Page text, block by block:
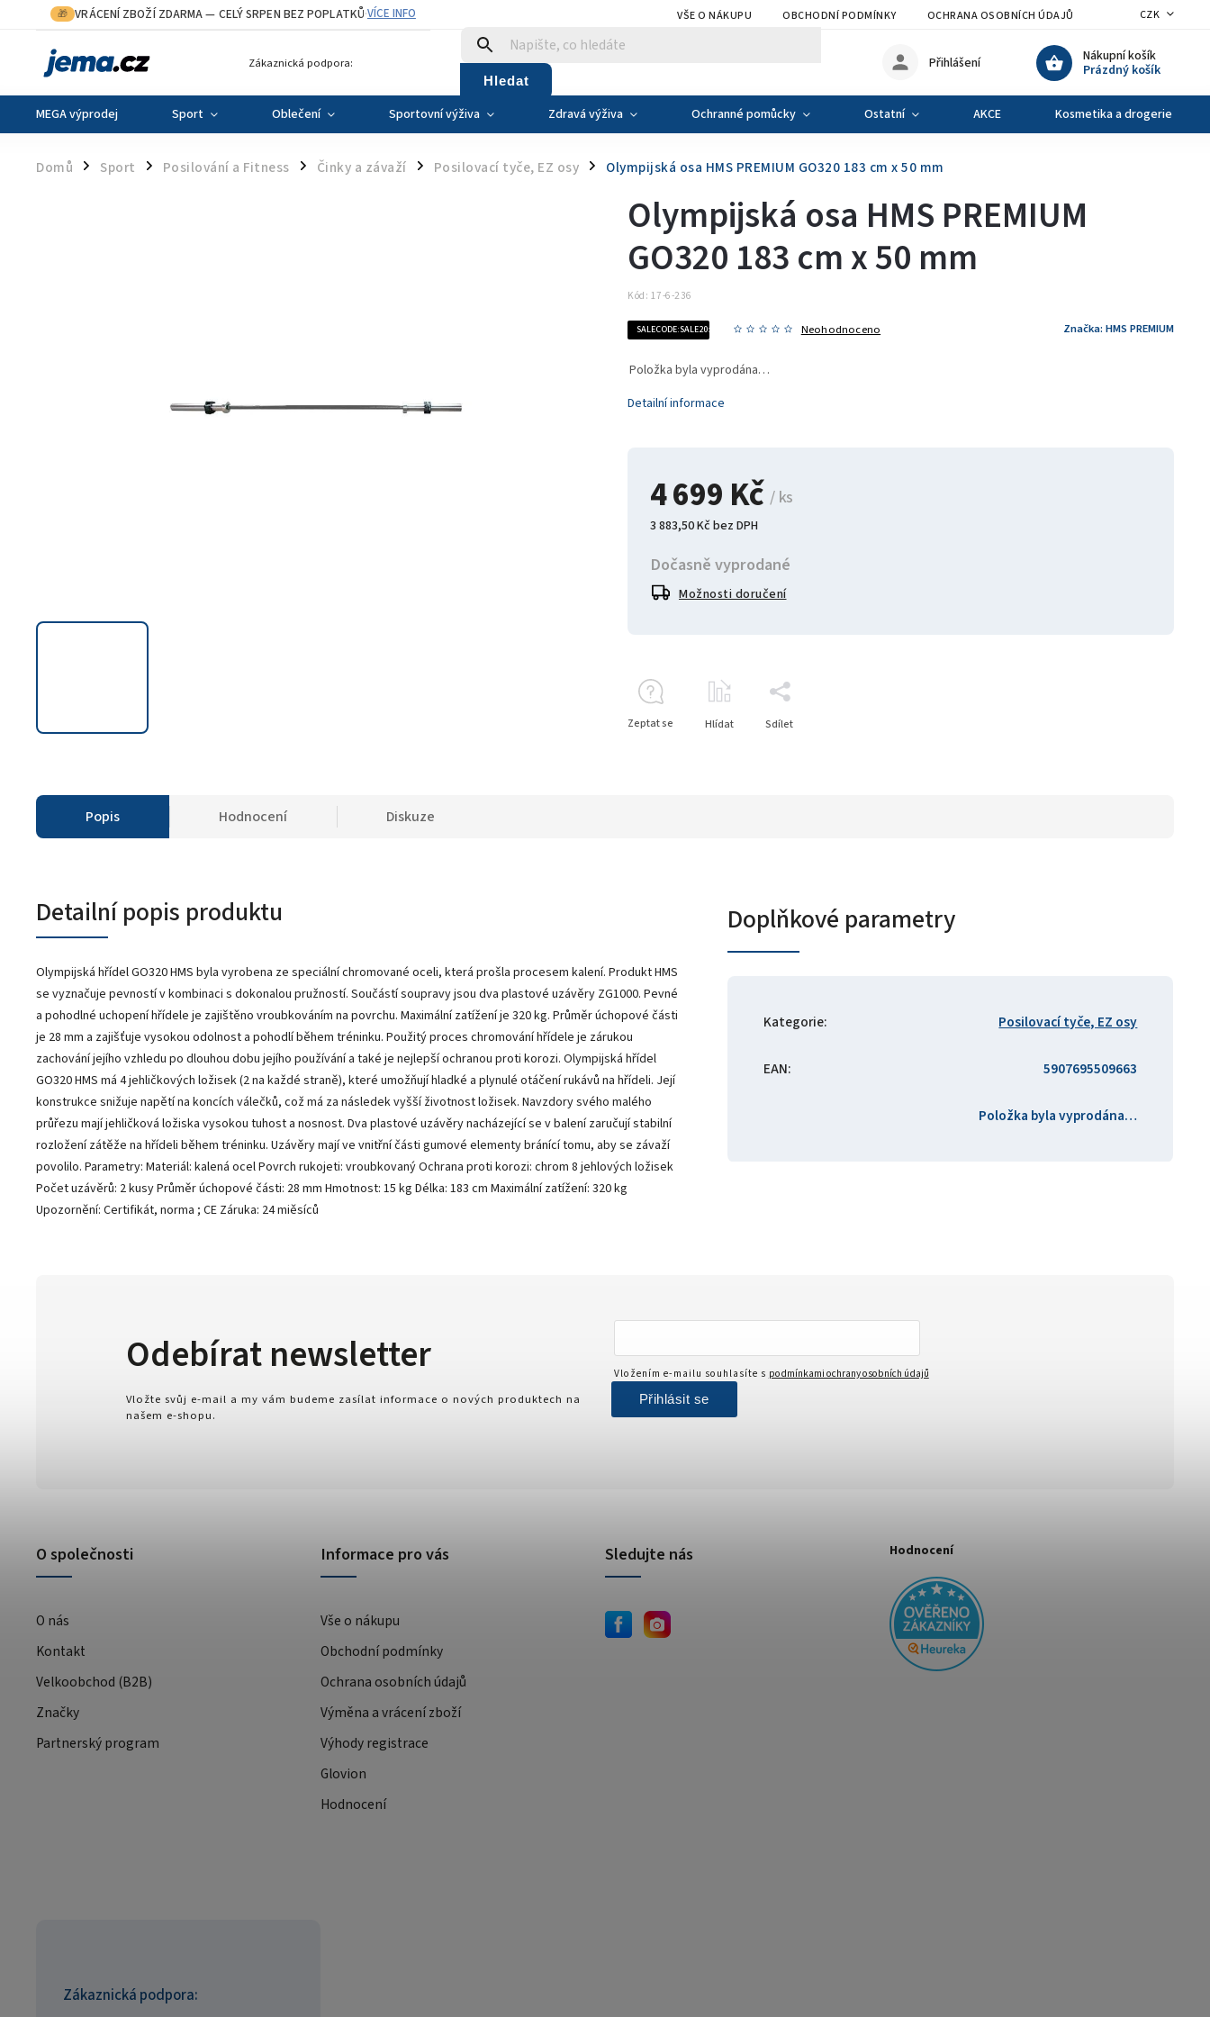
🎁 VRÁCENÍ ZBOŽÍ ZDARMA— CELÝ SRPEN BEZ POPLATKŮ·VÍCE INFO VŠE O NÁKUPU OBCHODNÍ PODMÍNKY OCHRANA OSOBNÍCH ÚDAJŮ VÝMĚNA A VRÁCENÍ
CZK
Zákaznická podpora:
Hledat
Nákupní košík
Prázdný košík
Přihlášení
MEGA výprodej Sport Oblečení Sportovní výživa Zdravá výživa Ochranné pomůcky Ostatní AKCE Kosmetika a drogerie
Domů / Sport / Posilování a Fitness / Činky a závaží / Posilovací tyče, EZ osy / Olympijská osa HMS PREMIUM GO320 183 cm x 50 mm
4 699 Kč/ ks
3 883,50 Kč bez DPH
Dočasně vyprodané
Možnosti doručení
Olympijská osa HMS PREMIUM
GO320 183 cm x 50 mm
Kód: 17-6-236
SALECODE:SALE20:20:% Neohodnoceno Značka: HMS PREMIUM
Položka byla vyprodána…
Detailní informace
Zeptat se Hlídat Sdílet
Popis Hodnocení Diskuze
Detailní popis produktu
Olympijská hřídel GO320 HMS byla vyrobena ze speciální chromované oceli, která prošla procesem kalení. Produkt HMS
se vyznačuje pevností v kombinaci s dokonalou pružností. Součástí soupravy jsou dva plastové uzávěry ZG1000. Pevné
a pohodlné uchopení hřídele je zajištěno vroubkováním na povrchu. Maximální zatížení je 320 kg. Průměr úchopové části
je 28 mm a zajišťuje vysokou odolnost a pohodlí během tréninku. Použitý proces chromování hřídele je zárukou
zachování jejího vzhledu po dlouhou dobu jejího používání a také je nejlepší ochranou proti korozi. Olympijská hřídel
GO320 HMS má 4 jehličkových ložisek (2 na každé straně), které umožňují hladké a plynulé otáčení rukávů na hřídeli. Její
konstrukce snižuje napětí na koncích válečků, což má za následek vyšší životnost ložisek. Navzdory svého malého
průřezu mají jehličková ložiska vysokou tuhost a nosnost. Dva plastové uzávěry nacházející se v balení zaručují stabilní
rozložení zátěže na hřídeli během tréninku. Uzávěry mají ve vnitřní části gumové elementy bránící tomu, aby se závaží
povolilo. Parametry: Materiál: kalená ocel Povrch rukojeti: vroubkovaný Ochrana proti korozi: chrom 8 jehlových ložisek
Počet uzávěrů: 2 kusy Průměr úchopové části: 28 mm Hmotnost: 15 kg Délka: 183 cm Maximální zatížení: 320 kg
Upozornění: Certifikát, norma ; CE Záruka: 24 miěsíců
Doplňkové parametry
Kategorie: Posilovací tyče, EZ osy
EAN: 5907695509663
Položka byla vyprodána…
Zákaznická podpora:
O společnosti
O nás
Kontakt
Velkoobchod (B2B)
Značky
Partnerský program
Informace pro vás
Vše o nákupu
Obchodní podmínky
Ochrana osobních údajů
Výměna a vrácení zboží
Výhody registrace
Glovion
Hodnocení
Odebírat newsletter
Vložte svůj e-mail a my vám budeme zasílat informace o nových produktech na
našem e-shopu.
Vložením e-mailu souhlasíte s podmínkami ochrany osobních údajů
Přihlásit se
Sledujte nás Hodnocení